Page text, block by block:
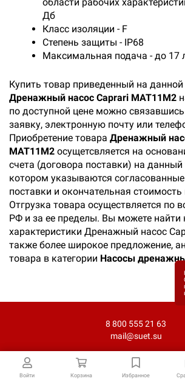
Войти Корзина Избранное
Дб
Класс изоляции - F
Степень защиты - IP68
Максимальная подача - до 17
Купить товар приведенный на данной
Дренажный насос Caprari МАТ11М2
по доступной цене можно
заявку, электронную почту или
Приобретение товара Дренажный
МАТ11М2 осущетсвляется на
счета (договора поставки) на данный
котором указываются
поставки и окончательная стоимость
Отгрузка товара осуществляется по
РФ и за ее пределы. Вы можете найти
характеристики Дренажный насос
также более широкое предложение,
товара в категории Насосы
8 800 555 21 63
mail@suet.su